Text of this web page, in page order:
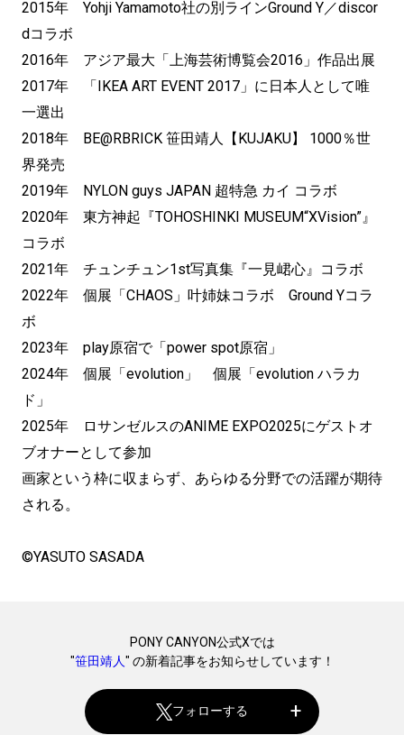
2015年 Yohji Yamamoto社の別ラインGround Y／discor
dコラボ
2016年 アジア最大「上海芸術博覧会2016」作品出展
2017年 「IKEA ART EVENT 2017」に日本人として唯
一選出
2018年 BE@RBRICK 笹田靖人【KUJAKU】 1000％世
界発売
2019年 NYLON guys JAPAN 超特急 カイ コラボ
2020年 東方神起『TOHOSHINKI MUSEUM“XVision”』
コラボ
2021年 チュンチュン1st写真集『一見峮心』コラボ
2022年 個展「CHAOS」叶姉妹コラボ Ground Yコラ
ボ
2023年 play原宿で「power spot原宿」
2024年 個展「evolution」 個展「evolution ハラカ
ド」
2025年 ロサンゼルスのANIME EXPO2025にゲストオ
ブオナーとして参加
画家という枠に収まらず、あらゆる分野での活躍が期待
される。
©YASUTO SASADA
PONY CANYON公式Xでは
"笹田靖人" の新着記事をお知らせしています！
フォローする